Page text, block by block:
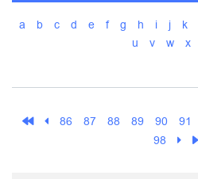
86 87 88 89 90 91
98
a b c d e f g h i j k
u
v w x